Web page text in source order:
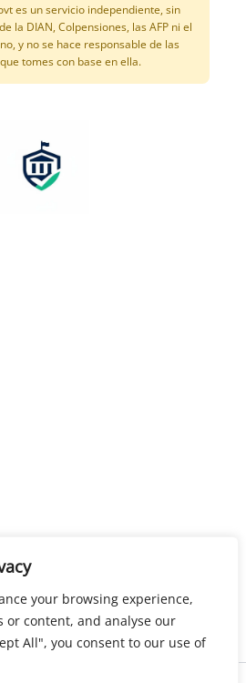
your browsing experience,
or content, and analyse our
All", you consent to our use of
es un servicio independiente, sin
la DIAN, Colpensiones, las AFP ni el
y no se hace responsable de las
tomes con base en ella.